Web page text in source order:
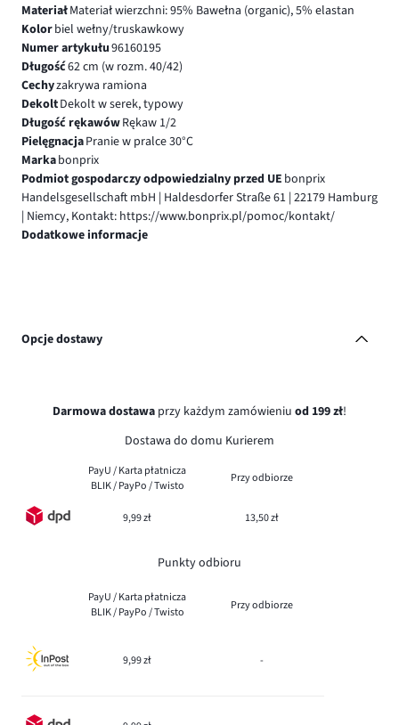
MateriałMateriał wierzchni: 95% Bawełna (organic), 5% elastan
Kolorbiel wełny/truskawkowy
Numer artykułu96160195
Długość62 cm (w rozm. 40/42)
Cechyzakrywa ramiona
DekoltDekolt w serek, typowy
Długość rękawówRękaw 1/2
PielęgnacjaPranie w pralce 30°C
Markabonprix
Podmiot gospodarczy odpowiedzialny przed UE bonprix
Handelsgesellschaft mbH | Haldesdorfer Straße 61 | 22179 Hamburg
| Niemcy, Kontakt: https://www.bonprix.pl/pomoc/kontakt/
Dodatkowe informacje
Opcje dostawy
Darmowa dostawa przy każdym zamówieniu od 199 zł!
Dostawa do domu Kurierem
PayU / Karta płatnicza
BLIK / PayPo / Twisto
Przy odbiorze
9,99 zł 13,50 zł
Punkty odbioru
PayU / Karta płatnicza
BLIK / PayPo / Twisto
Przy odbiorze
9,99 zł -